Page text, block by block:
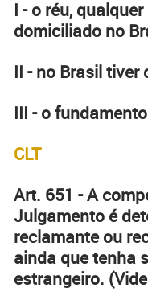
I - o réu,
domiciliado no
II - no Brasil tiver
III - o
CLT
Art. 651 - A
Julgamento é
reclamante ou
ainda que tenha
estrangeiro.